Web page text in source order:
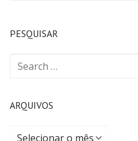
PESQUISAR
ARQUIVOS